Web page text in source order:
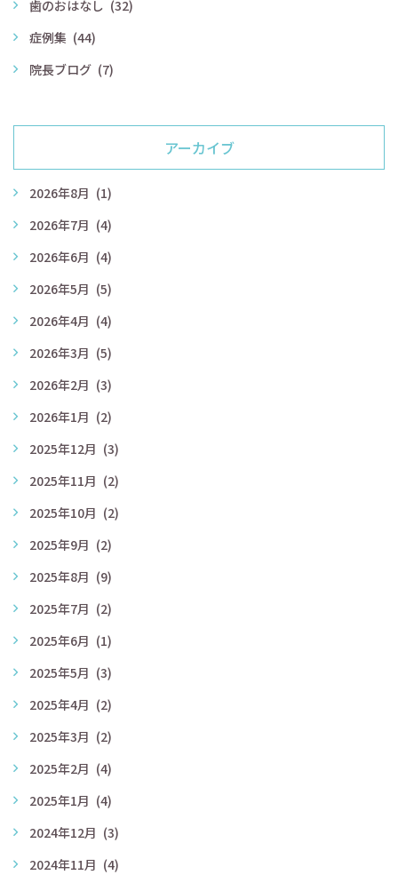
歯のおはなし (32)
症例集 (44)
院長ブログ (7)
アーカイブ
2026年8月 (1)
2026年7月 (4)
2026年6月 (4)
2026年5月 (5)
2026年4月 (4)
2026年3月 (5)
2026年2月 (3)
2026年1月 (2)
2025年12月 (3)
2025年11月 (2)
2025年10月 (2)
2025年9月 (2)
2025年8月 (9)
2025年7月 (2)
2025年6月 (1)
2025年5月 (3)
2025年4月 (2)
2025年3月 (2)
2025年2月 (4)
2025年1月 (4)
2024年12月 (3)
2024年11月 (4)